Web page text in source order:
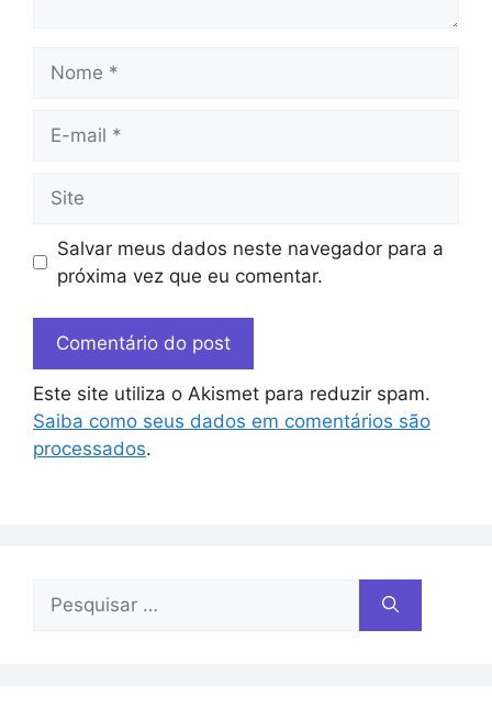
Salvar meus dados neste navegador para a
próxima vez que eu comentar.
Este site utiliza o Akismet para reduzir spam.
Saiba como seus dados em comentários são
processados.